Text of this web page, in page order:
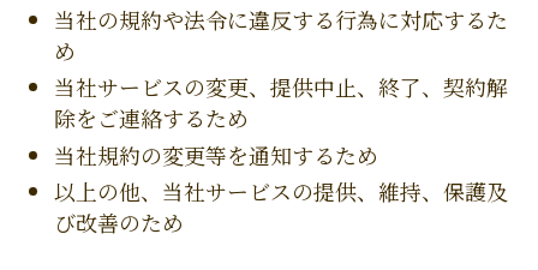
当社の規約や法令に違反する行為に対応するた
め
当社サービスの変更、提供中止、終了、契約解
除をご連絡するため
当社規約の変更等を通知するため
以上の他、当社サービスの提供、維持、保護及
び改善のため